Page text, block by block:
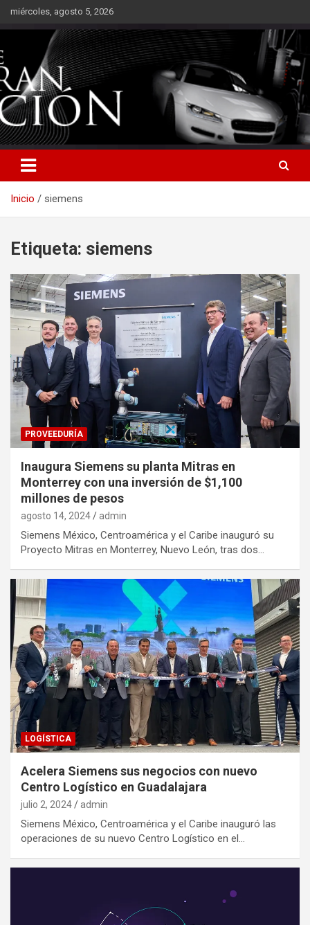
Saltarmiércoles, agosto 5, 2026
Inicio siemens
Etiqueta: siemens
PROVEEDURÍA
Inaugura Siemens su planta Mitras en
Monterrey con una inversión de $1,100
millones de pesos
agosto 14, 2024 admin
Siemens México, Centroamérica y el Caribe inauguró su
Proyecto Mitras en Monterrey, Nuevo León, tras dos…
LOGÍSTICA
Acelera Siemens sus negocios con nuevo
Centro Logístico en Guadalajara
julio 2, 2024 admin
Siemens México, Centroamérica y el Caribe inauguró las
operaciones de su nuevo Centro Logístico en el…